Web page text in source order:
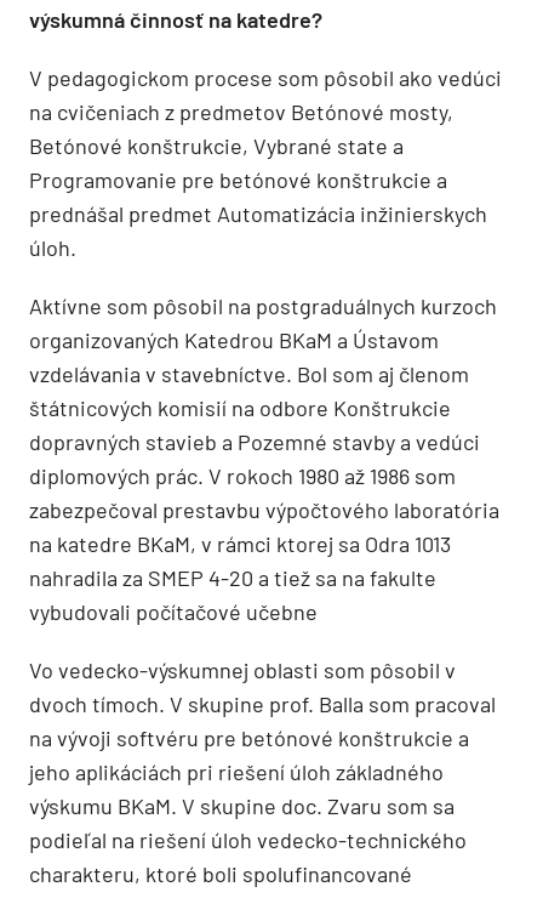
výskumná činnosť na katedre?
V pedagogickom procese som pôsobil ako vedúci
na cvičeniach z predmetov Betónové mosty,
Betónové konštrukcie, Vybrané state a
Programovanie pre betónové konštrukcie a
prednášal predmet Automatizácia inžinierskych
úloh.
Aktívne som pôsobil na postgraduálnych kurzoch
organizovaných Katedrou BKaM a Ústavom
vzdelávania v stavebníctve. Bol som aj členom
štátnicových komisií na odbore Konštrukcie
dopravných stavieb a Pozemné stavby a vedúci
diplomových prác. V rokoch 1980 až 1986 som
zabezpečoval prestavbu výpočtového laboratória
na katedre BKaM, v rámci ktorej sa Odra 1013
nahradila za SMEP 4-20 a tiež sa na fakulte
vybudovali počítačové učebne
Vo vedecko-výskumnej oblasti som pôsobil v
dvoch tímoch. V skupine prof. Balla som pracoval
na vývoji softvéru pre betónové konštrukcie a
jeho aplikáciách pri riešení úloh základného
výskumu BKaM. V skupine doc. Zvaru som sa
podieľal na riešení úloh vedecko-technického
charakteru, ktoré boli spolufinancované